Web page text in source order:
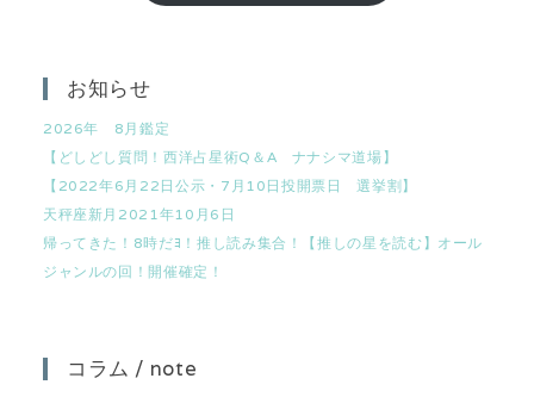
お知らせ
2026年 8月鑑定
【どしどし質問！西洋占星術Q＆A ナナシマ道場】
【2022年6月22日公示・7月10日投開票日 選挙割】
天秤座新月2021年10月6日
帰ってきた！8時だﾖ！推し読み集合！【推しの星を読む】オール
ジャンルの回！開催確定！
コラム / note